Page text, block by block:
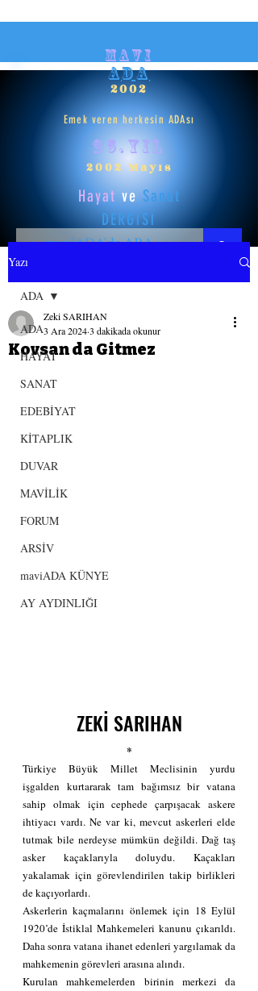
mavi
ADA
2002
Emek veren herkesin ADAsı
25.yıl
2002 Mayıs
HayatveSanat
DERGİSİ
SANAT
GİRİŞ YAP
Yazı
ADA
HAYAT
SANAT
EDEBİYAT
KİTAPLIK
DUVAR
MAVİLİK
FORUM
ARSİV
maviADA KÜNYE
AY AYDINLIĞI
ADA
Kovsan da Gitmez
Zeki SARIHAN
3 Ara 20243 dakikada okunur
ZEKİ SARIHAN
*
Türkiye Büyük Millet Meclisinin yurdu
işgalden kurtararak tam bağımsız bir vatana
sahip olmak için cephede çarpışacak askere
ihtiyacı vardı. Ne var ki, mevcut askerleri elde
tutmak bile nerdeyse mümkün değildi. Dağ taş
asker kaçaklarıyla doluydu. Kaçakları
yakalamak için görevlendirilen takip birlikleri
de kaçıyorlardı.
Askerlerin kaçmalarını önlemek için 18 Eylül
1920’de İstiklal Mahkemeleri kanunu çıkarıldı.
Daha sonra vatana ihanet edenleri yargılamak da
mahkemenin görevleri arasına alındı.
Kurulan mahkemelerden birinin merkezi da